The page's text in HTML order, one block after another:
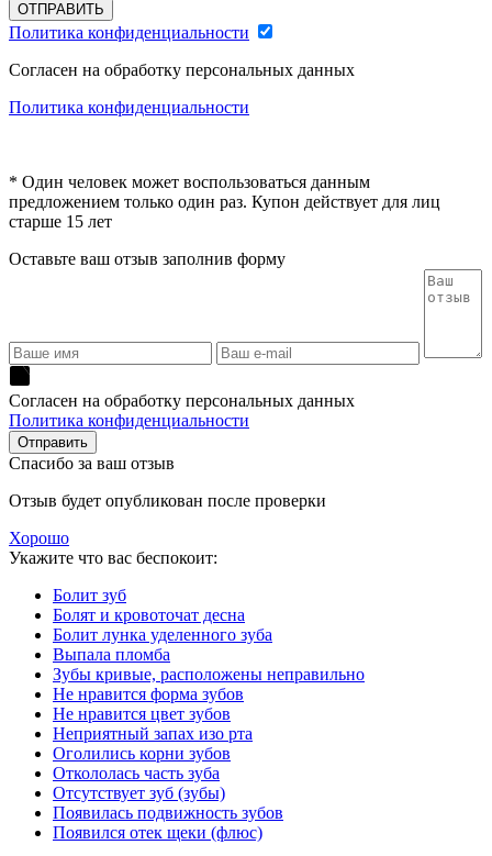
ОТПРАВИТЬ
Политика конфиденциальности
Согласен на обработку персональных данных
Политика конфиденциальности
* Один человек может воспользоваться данным
предложением только один раз. Купон действует для лиц
старше 15 лет
Оставьте ваш отзыв заполнив форму
Согласен на обработку персональных данных
Политика конфиденциальности
Спасибо за ваш отзыв
Отзыв будет опубликован после проверки
Хорошо
Укажите что вас беспокоит:
Болит зуб
Болят и кровоточат десна
Болит лунка уделенного зуба
Выпала пломба
Зубы кривые, расположены неправильно
Не нравится форма зубов
Не нравится цвет зубов
Неприятный запах изо рта
Оголились корни зубов
Откололась часть зуба
Отсутствует зуб (зубы)
Появилась подвижность зубов
Появился отек щеки (флюс)